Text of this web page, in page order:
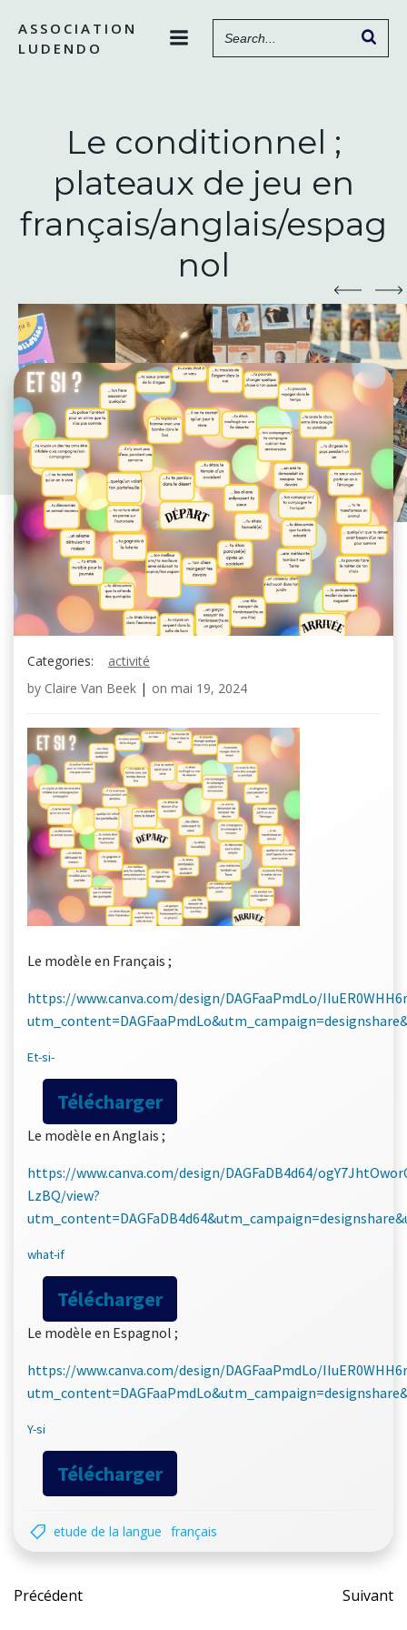
contenu
ASSOCIATION
LUDENDO
Le conditionnel ;
plateaux de jeu en
français/anglais/espag
nol
Categories:
activité
by Claire Van Beek | on mai 19, 2024
Le modèle en Français ;
https://www.canva.com/design/DAGFaaPmdLo/
Et-si-
Télécharger
Le modèle en Anglais ;
https://www.canva.com/design/DAGFaDB4d64/
LzBQ/view?
what-if
Télécharger
Le modèle en Espagnol ;
https://www.canva.com/design/DAGFaaPmdLo/
Y-si
Télécharger
etude de la langue français
Post
Précédent Suivant